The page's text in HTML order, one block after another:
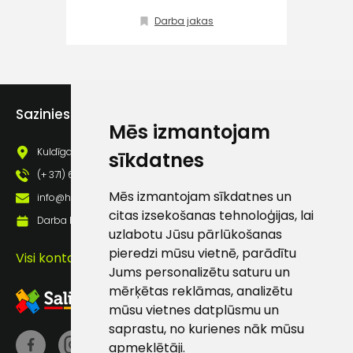
Mēs izmantojam
sīkdatnes
Mēs izmantojam sīkdatnes un
citas izsekošanas tehnoloģijas, lai
uzlabotu Jūsu pārlūkošanas
pieredzi mūsu vietnē, parādītu
Jums personalizētu saturu un
mērķētas reklāmas, analizētu
mūsu vietnes datplūsmu un
saprastu, no kurienes nāk mūsu
apmeklētāji.
Darba jakas
Sazinies ar mums
Kuldīgas iela 69a, Saldus, Saldus nov., LV - 3801
(+ 371) 63 881 186
info@hards.lv
Darba laiks: Darbadienās: 8:00 - 17:00
Visi kontakti
(+371) 63 881
186